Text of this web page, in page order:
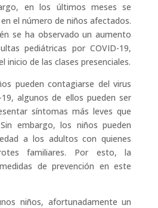
en los últimos meses se
el número de niños afectados.
se ha observado un aumento
pediátricas por COVID-19,
inicio de las clases presenciales.
pueden contagiarse del virus
algunos de ellos pueden ser
síntomas más leves que
embargo, los niños pueden
a los adultos con quienes
familiares. Por esto, la
de prevención en este
niños, afortunadamente un